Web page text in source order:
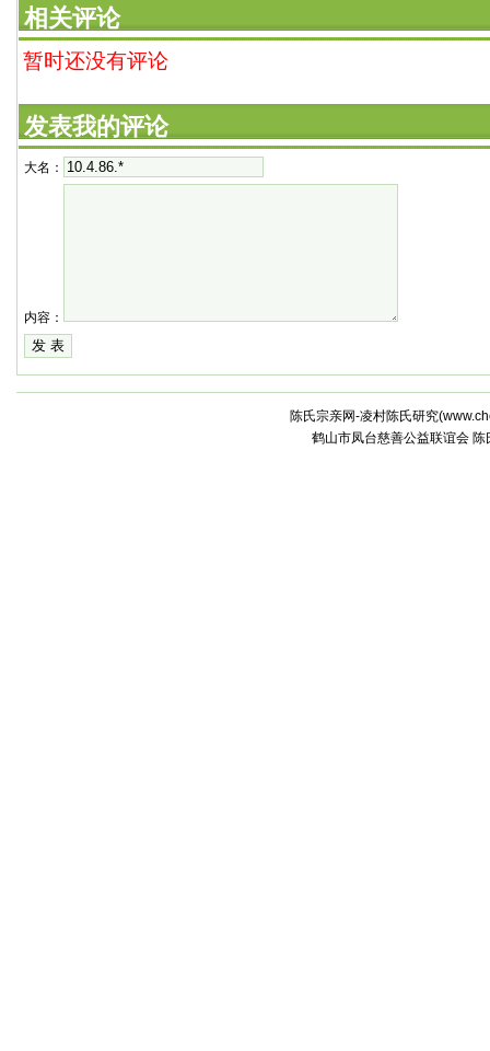
相关评论
暂时还没有评论
发表我的评论
大名：
内容：
陈氏宗亲网-凌村陈氏研究(
鹤山市凤台慈善公益联谊会